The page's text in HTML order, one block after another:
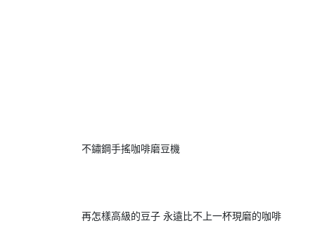
			 不鏽鋼手搖咖啡磨豆機
			 再怎樣高級的豆子 永遠比不上一杯現磨的咖啡